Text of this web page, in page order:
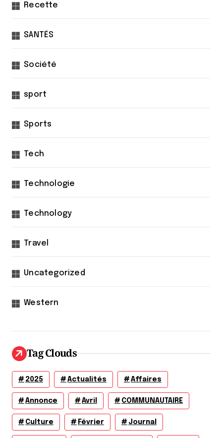
Recette
SANTÉS
Société
sport
Sports
Tech
Technologie
Technology
Travel
Uncategorized
Western
Tag Clouds
2025 Actualités Affaires
Annonce Avril COMMUNAUTAIRE
Culture Février Journal